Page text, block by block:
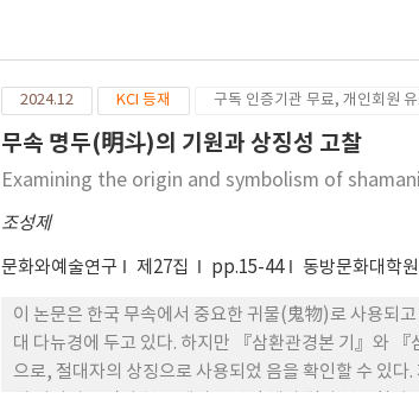
하며, 무병의 고통 은 보통 사람에서 신령을 주재하는
스 (trans) 현상으로 구분한다. 그러나 학계는 한국 무
즉 퍼제션(possession) 현 상이 대표적이며, 간혹 신을
상을 밝혀보려고 한다. 마지막으로 내림굿 전에 하는 걸
어 무구를 만들기 위한 행위라고 알려져 있다. 하지만
공수를 내려 쌀이나 돈을 시주받았다고 한다. 이때 받은
이야기한다. 단지 김금화만 쇠걸립 후 쌀걸립을 다시 다
적을 가지고 있었다는 것을 분석한다. 이 글은 무당이
였다. 또 내림굿 전 다니는 걸립의 형태와 양상을 근거
걸립에 대한 새로운 이해를 시도했다.
2024.12 KCI 등재 구독 인증기관 무료, 개인회원
무속 명두(明斗)의 기원과 상징성 고찰
Examining the origin and symbolism of
조성제
문화와예술연구 제27집 pp.15-44 동방문화대학
이 논문은 한국 무속에서 중요한 귀물(鬼物)로 사용되
대 다뉴경에 두고 있다. 하지만 『삼환관경본 기』와
으로, 절대자의 상징으로 사용되었 음을 확인할 수 있